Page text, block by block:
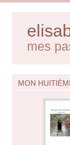
mes
MON